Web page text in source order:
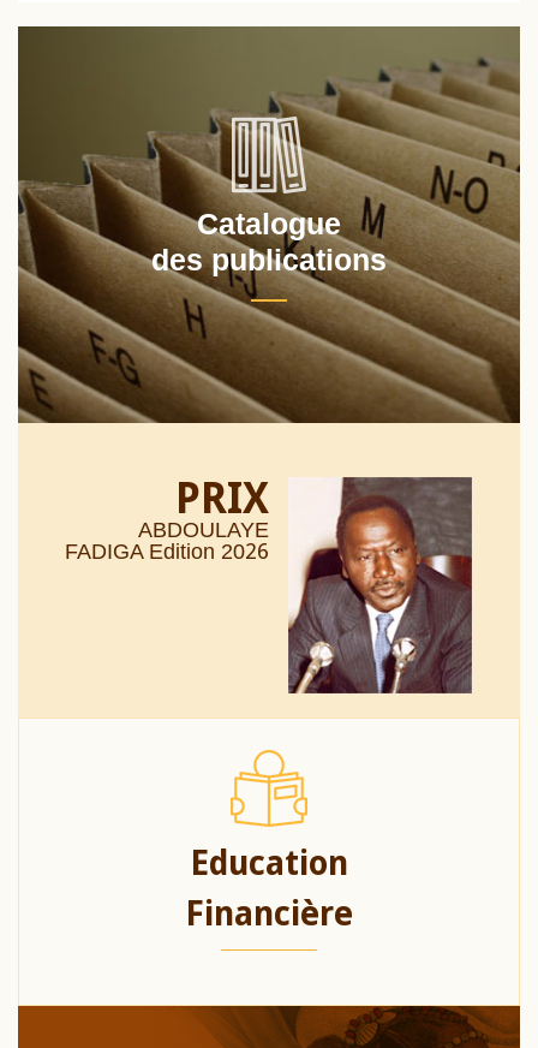
Catalogue
des publications
PRIX
ABDOULAYE
FADIGA Edition 2026
Education
Financière